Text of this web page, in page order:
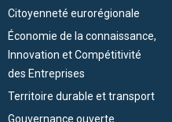
Citoyenneté eurorégionale
Économie de la connaissance,
Innovation et Compétitivité
des Entreprises
Territoire durable et transport
Gouvernance ouverte